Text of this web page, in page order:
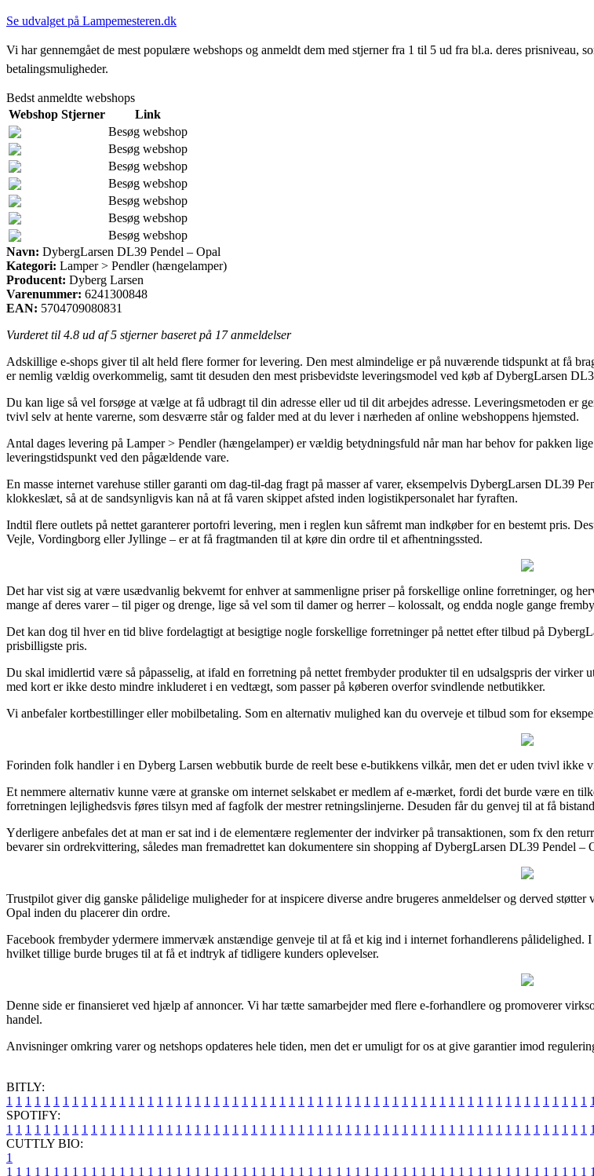
Se udvalget på Lampemesteren.dk
Vi har gennemgået de mest populære webshops og anmeldt dem med stjerner fra 1 til 5 ud fra bl.a. deres prisniveau,
betalingsmuligheder.
Bedst anmeldte webshops
Webshop Stjerner
Link
Besøg webshop
Besøg webshop
Besøg webshop
Besøg webshop
Besøg webshop
Besøg webshop
Besøg webshop
Navn: DybergLarsen DL39 Pendel – Opal
Kategori: Lamper > Pendler (hængelamper)
Producent: Dyberg Larsen
Varenummer: 6241300848
EAN: 5704709080831
Vurderet til 4.8 ud af 5 stjerner baseret på 17anmeldelser
Adskillige e-shops giver til alt held flere former for levering. Den mest almindelige er på nuværende tidspunkt at få
er nemlig vældig overkommelig, samt tit desuden den mest prisbevidste leveringsmodel ved køb af DybergLarsen
Du kan lige så vel forsøge at vælge at få udbragt til din adresse eller ud til dit arbejdes adresse. Leveringsmetoden er
tvivl selv at hente varerne, som desværre står og falder med at du lever i nærheden af online webshoppens hjemsted.
Antal dages levering på Lamper > Pendler (hængelamper) er vældig betydningsfuld når man har behov for pakken
leveringstidspunkt ved den pågældende vare.
En masse internet varehuse stiller garanti om dag-til-dag fragt på masser af varer, eksempelvis DybergLarsen DL39
klokkeslæt, så at de sandsynligvis kan nå at få varen skippet afsted inden logistikpersonalet har fyraften.
Indtil flere outlets på nettet garanterer portofri levering, men i reglen kun såfremt man indkøber for en bestemt pris.
Vejle, Vordingborg eller Jyllinge – er at få fragtmanden til at køre din ordre til et afhentningssted.
Det har vist sig at være usædvanlig bekvemt for enhver at sammenligne priser på forskellige online forretninger, og
mange af deres varer – til piger og drenge, lige så vel som til damer og herrer – kolossalt, og endda nogle gange
Det kan dog til hver en tid blive fordelagtigt at besigtige nogle forskellige forretninger på nettet efter tilbud på
prisbilligste pris.
Du skal imidlertid være så påpasselig, at ifald en forretning på nettet frembyder produkter til en udsalgspris der
med kort er ikke desto mindre inkluderet i en vedtægt, som passer på køberen overfor svindlende netbutikker.
Vi anbefaler kortbestillinger eller mobilbetaling. Som en alternativ mulighed kan du overveje et tilbud som for
Forinden folk handler i en Dyberg Larsen webbutik burde de reelt bese e-butikkens vilkår, men det er uden tvivl ikke
Et nemmere alternativ kunne være at granske om internet selskabet er medlem af e-mærket, fordi det burde være en
forretningen lejlighedsvis føres tilsyn med af fagfolk der mestrer retningslinjerne. Desuden får du genvej til at få
Yderligere anbefales det at man er sat ind i de elementære reglementer der indvirker på transaktionen, som fx den
bevarer sin ordrekvittering, således man fremadrettet kan dokumentere sin shopping af DybergLarsen DL39 Pendel
Trustpilot giver dig ganske pålidelige muligheder for at inspicere diverse andre brugeres anmeldelser og derved
Opal inden du placerer din ordre.
Facebook frembyder ydermere immervæk anstændige genveje til at få et kig ind i internet forhandlerens pålidelighed.
hvilket tillige burde bruges til at få et indtryk af tidligere kunders oplevelser.
Denne side er finansieret ved hjælp af annoncer. Vi har tætte samarbejder med flere e-forhandlere og promoverer
handel.
Anvisninger omkring varer og netshops opdateres hele tiden, men det er umuligt for os at give garantier imod
BITLY:
1 1 1 1 1 1 1 1 1 1 1 1 1 1 1 1 1 1 1 1 1 1 1 1 1 1 1 1 1 1 1 1 1 1 1 1 1 1 1 1 1 1 1 1 1 1 1 1 1 1 1 1 1 1 1 1 1 1 1 1 1 1 1
SPOTIFY:
1 1 1 1 1 1 1 1 1 1 1 1 1 1 1 1 1 1 1 1 1 1 1 1 1 1 1 1 1 1 1 1 1 1 1 1 1 1 1 1 1 1 1 1 1 1 1 1 1 1 1 1 1 1 1 1 1 1 1 1 1 1 1
CUTTLY BIO:
1
1 1 1 1 1 1 1 1 1 1 1 1 1 1 1 1 1 1 1 1 1 1 1 1 1 1 1 1 1 1 1 1 1 1 1 1 1 1 1 1 1 1 1 1 1 1 1 1 1 1 1 1 1 1 1 1 1 1 1 1 1 1 1